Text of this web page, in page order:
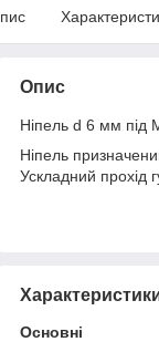
Опис
Ніпель d 6 мм під
Ніпель
Ускладний прохід
Основні